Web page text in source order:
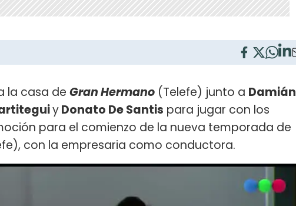
la casa de Gran Hermano (Telefe) junto a Damián
yDonato De Santis para jugar con los
para el comienzo de la nueva temporada de
con la empresaria como conductora.